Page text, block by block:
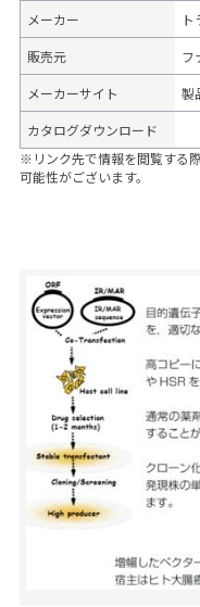
メーカー ト
販売元 フ
メーカーサイト 製
カタログダウンロード
※リンク先で情報を閲覧する
可能性がございます。